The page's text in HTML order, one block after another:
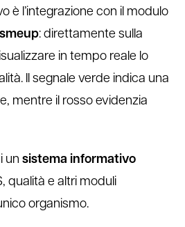
è l’integrazione con il modulo
: direttamente sulla
in tempo reale lo
Il segnale verde indica una
mentre il rosso evidenzia
un sistema informativo
qualità e altri moduli
organismo.